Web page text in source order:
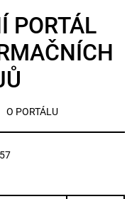
PORTÁL
O PORTÁLU